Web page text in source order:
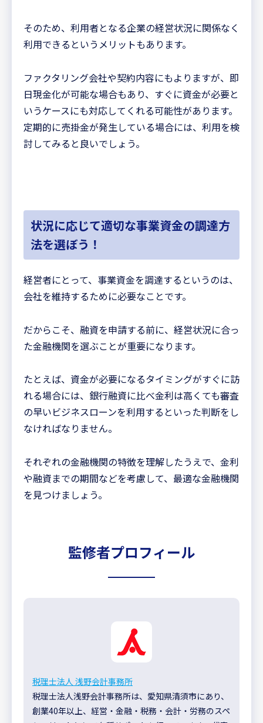
そのため、利用者となる企業の経営状況に関係なく
利用できるというメリットもあります。
ファクタリング会社や契約内容にもよりますが、即
日現金化が可能な場合もあり、すぐに資金が必要と
いうケースにも対応してくれる可能性があります。
定期的に売掛金が発生している場合には、利用を検
討してみると良いでしょう。
状況に応じて適切な事業資金の調達方
法を選ぼう！
経営者にとって、事業資金を調達するというのは、
会社を維持するために必要なことです。
だからこそ、融資を申請する前に、経営状況に合っ
た金融機関を選ぶことが重要になります。
たとえば、資金が必要になるタイミングがすぐに訪
れる場合には、銀行融資に比べ金利は高くても審査
の早いビジネスローンを利用するといった判断をし
なければなりません。
それぞれの金融機関の特徴を理解したうえで、金利
や融資までの期間などを考慮して、最適な金融機関
を見つけましょう。
監修者プロフィール
税理士法人 浅野会計事務所
税理士法人浅野会計事務所は、愛知県清須市にあり、
創業40年以上、経営・金融・税務・会計・労務のスペ